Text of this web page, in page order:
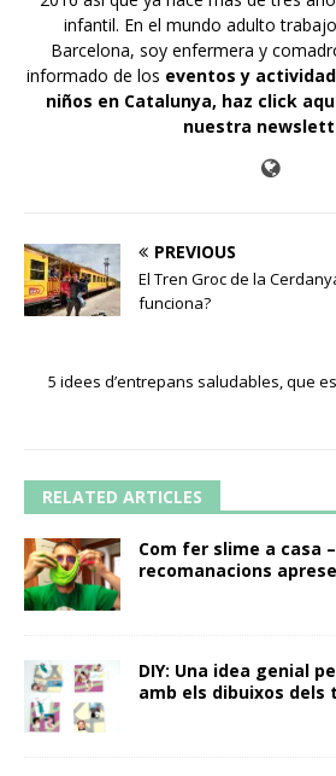
infantil. En el mundo adulto
Barcelona, soy enfermera y
informado de los eventos y
niños en Catalunya, haz click
nuestra
PREVIOUS
El Tren Groc de la
funciona?
5 idees d’entrepans saludables, que
RELATED ARTICLES
Com fer slime a casa
recomanacions
DIY: Una idea genial
amb els dibuixos dels